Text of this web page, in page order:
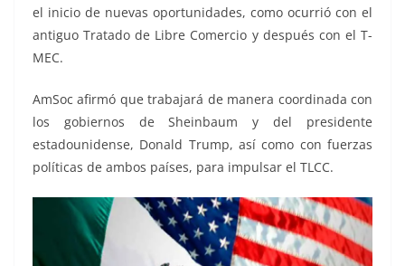
el inicio de nuevas oportunidades, como ocurrió con el
antiguo Tratado de Libre Comercio y después con el T-
MEC.
AmSoc afirmó que trabajará de manera coordinada con
los gobiernos de Sheinbaum y del presidente
estadounidense, Donald Trump, así como con fuerzas
políticas de ambos países, para impulsar el TLCC.